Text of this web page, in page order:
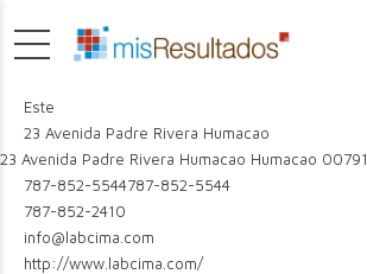
Este
23 Avenida Padre Rivera Humacao
23 Avenida Padre Rivera Humacao Humacao 00791
787-852-5544787-852-5544
787-852-2410
info@labcima.com
http://www.labcima.com/